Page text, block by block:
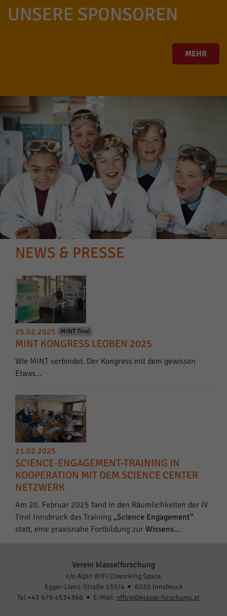
UNSERE SPONSOREN
MEHR
NEWS & PRESSE
25.02.2025 MINT Tirol
MINT KONGRESS LEOBEN 2025
Wie MINT verbindet. Der Kongress mit dem gewissen
Etwas...
21.02.2025
SCIENCE-ENGAGEMENT-TRAINING IN
KOOPERATION MIT DEM SCIENCE CENTER
NETZWERK
Am 20. Februar 2025 fand in den Räumlichkeiten der IV
Tirol Innsbruck das Training „Science Engagement“
statt, eine praxisnahe Fortbildung zur Wissens…
Verein klasse!forschung
c/o Alpin WIFI Coworking Space
Egger-Lienz-Straße 130/4
6020 Innsbruck
Tel +43 676 4534366
E-Mail: office@klasse-forschung.at